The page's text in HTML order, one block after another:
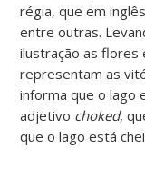
régia, que em
entre outras.
ilustração as flores
representam as
informa que o lago
adjetivo choked,
que o lago está